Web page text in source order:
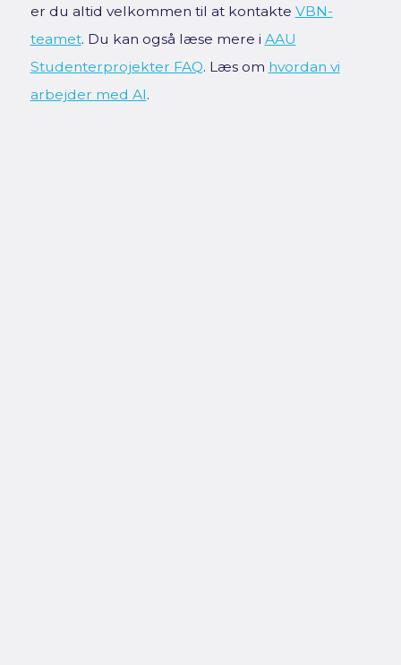
er du altid velkommen til at kontakte VBN-
teamet. Du kan også læse mere i AAU
Studenterprojekter FAQ. Læs om hvordan vi
arbejder med AI.